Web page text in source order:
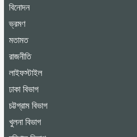
বিনোদন
ভ্রমণ
মতামত
রাজনীতি
লাইফস্টাইল
ঢাকা বিভাগ
চট্টগ্রাম বিভাগ
খুলনা বিভাগ